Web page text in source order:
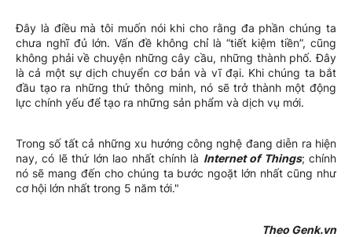
Đây là điều mà tôi muốn nói khi cho rằng đa phần chúng ta
chưa nghĩ đủ lớn. Vấn đề không chỉ là “tiết kiệm tiền”, cũng
không phải về chuyện những cây cầu, những thành phố. Đây
là cả một sự dịch chuyển cơ bản và vĩ đại. Khi chúng ta bắt
đầu tạo ra những thứ thông minh, nó sẽ trở thành một động
lực chính yếu để tạo ra những sản phẩm và dịch vụ mới.
Trong số tất cả những xu hướng công nghệ đang diễn ra hiện
nay, có lẽ thứ lớn lao nhất chính là Internet of Things; chính
nó sẽ mang đến cho chúng ta bước ngoặt lớn nhất cũng như
cơ hội lớn nhất trong 5 năm tới."
Theo Genk.vn